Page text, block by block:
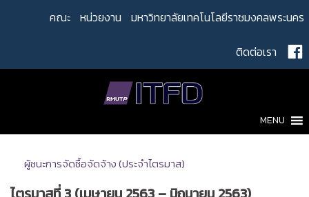
คณะ หน่วยงาน มหาวิทยาลัยเทคโนโลยีราชมงคลพระนคร
ติดต่อเรา
MENU
ผู้ชนะการจัดซื้อจัดจ้าง (ประจำไตรมาส)